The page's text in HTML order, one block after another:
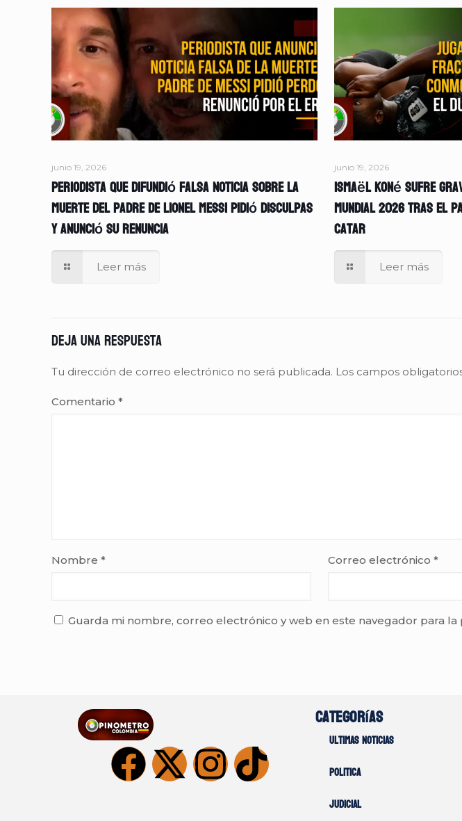
junio 19, 2026
Periodista que difundió falsa noticia sobre la
muerte del padre de Lionel Messi pidió disculpas
y anunció su renuncia
Leer más
junio 19, 2026
Ismaël Koné sufre
Mundial 2026 tras el
Catar
Leer más
Deja una respuesta
Tu dirección de correo electrónico no será publicada. Los campos
Comentario *
Nombre * Correo electrónico*
Guarda mi nombre, correo electrónico y web en este navegador para
Categorías
Ultimas noticias
Politica
Judicial